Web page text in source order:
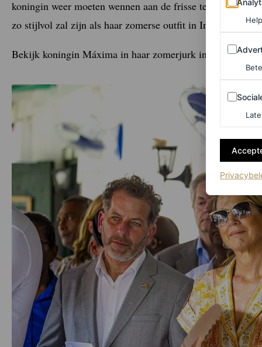
koningin weer moeten wennen aan de frisse temperaturen,
zo stijlvol zal zijn als haar zomerse outfit in Indonesië en
Bekijk koningin Máxima in haar zomerjurk in Suriname
Sociale